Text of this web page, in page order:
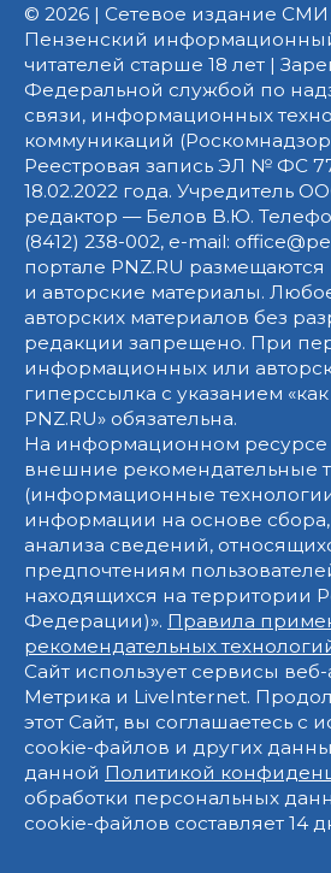
© 2026 | Сетевое издание СМИ
Пензенский
читателей старше 18 лет |
Федеральной службой по
связи, информационных
коммуникаций
Реестровая запись ЭЛ № ФС
18.02.2022 года. Учредитель
редактор — Белов В.Ю.
(8412) 238-002, e-mail:
портале PNZ.RU
и авторские материалы.
авторских материалов без
редакции запрещено. При
информационных или
гиперссылка с указанием
PNZ.RU» обязательна.
На информационном
внешние рекомендательные
(информационные
информации на основе сбора,
анализа сведений,
предпочтениям
находящихся на территории
Федерации)». Правила
рекомендательных
Сайт использует сервисы
Метрика и LiveInternet.
этот Сайт, вы соглашаетесь с
cookie-файлов и других
данной Политикой
обработки персональных
cookie-файлов составляет 14